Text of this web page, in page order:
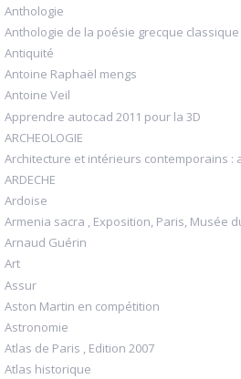
Anthologie
Anthologie de la poésie grecque classique
Antiquité
Antoine Raphaël mengs
Antoine Veil
Apprendre autocad 2011 pour la 3D
ARCHEOLOGIE
Architecture et intérieurs contemporains :
ARDECHE
Ardoise
Armenia sacra , Exposition, Paris, Musée
Arnaud Guérin
Art
Assur
Aston Martin en compétition
Astronomie
Atlas de Paris , Edition 2007
Atlas historique